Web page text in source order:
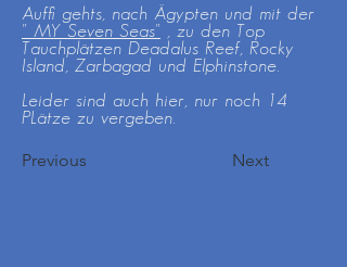
Auffi gehts, nach Ägypten und mit der
" MY Seven Seas" , zu den Top
Tauchplätzen Deadalus Reef, Rocky
Island, Zarbagad und Elphinstone.
Leider sind auch hier, nur noch 14
PLätze zu vergeben.
Previous Next